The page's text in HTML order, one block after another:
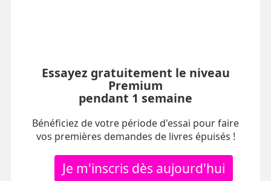
Essayez gratuitement le niveau
Premium
pendant 1 semaine
Bénéficiez de votre période d'essai pour faire
vos premières demandes de livres épuisés !
Je m'inscris dès aujourd'hui